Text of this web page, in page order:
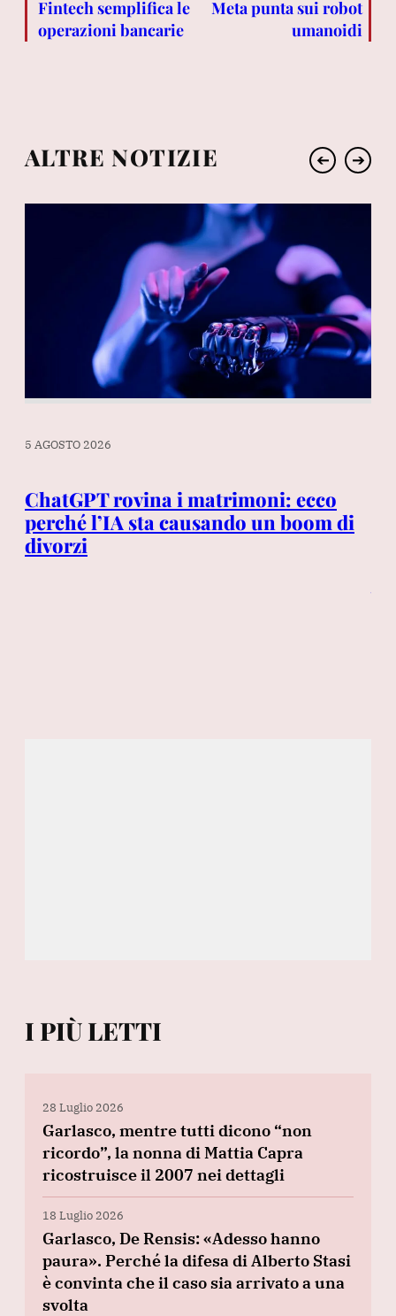
Fintech semplifica le
operazioni bancarie
Meta punta sui robot
umanoidi
ALTRE NOTIZIE ➔ ➔
5 AGOSTO 2026
ChatGPT rovina i matrimoni: ecco
perché l’IA sta causando un boom di
divorzi
I PIÙ LETTI
28 Luglio 2026
Garlasco, mentre tutti dicono “non
ricordo”, la nonna di Mattia Capra
ricostruisce il 2007 nei dettagli
18 Luglio 2026
Garlasco, De Rensis: «Adesso hanno
paura». Perché la difesa di Alberto Stasi
è convinta che il caso sia arrivato a una
svolta